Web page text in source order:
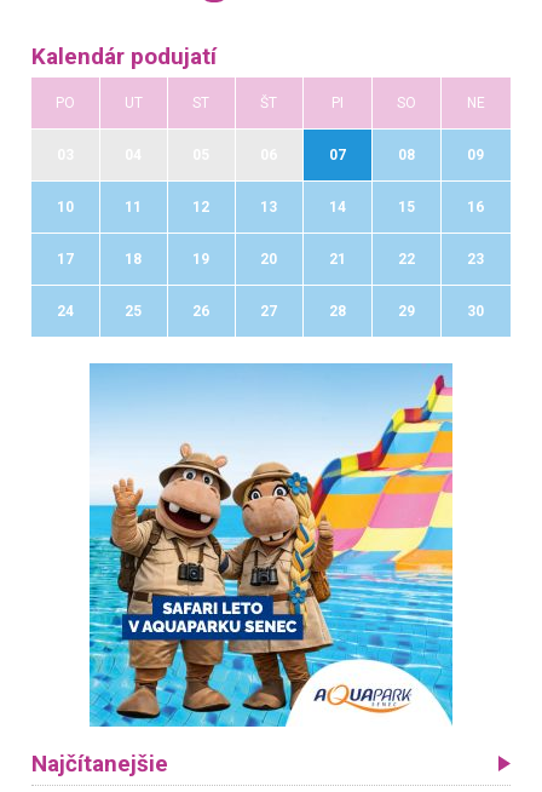
Kalendár podujatí
PO UT ST ŠT PI SO NE
07 08 09
10 11 12 13 14 15 16
17 18 19 20 21 22 23
24 25 26 27 28 29 30
Najčítanejšie